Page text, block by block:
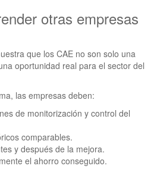
otras empresas
que los CAE no son solo una
oportunidad real para el sector del
las empresas deben:
de monitorización y control del
comparables.
y después de la mejora.
el ahorro conseguido.